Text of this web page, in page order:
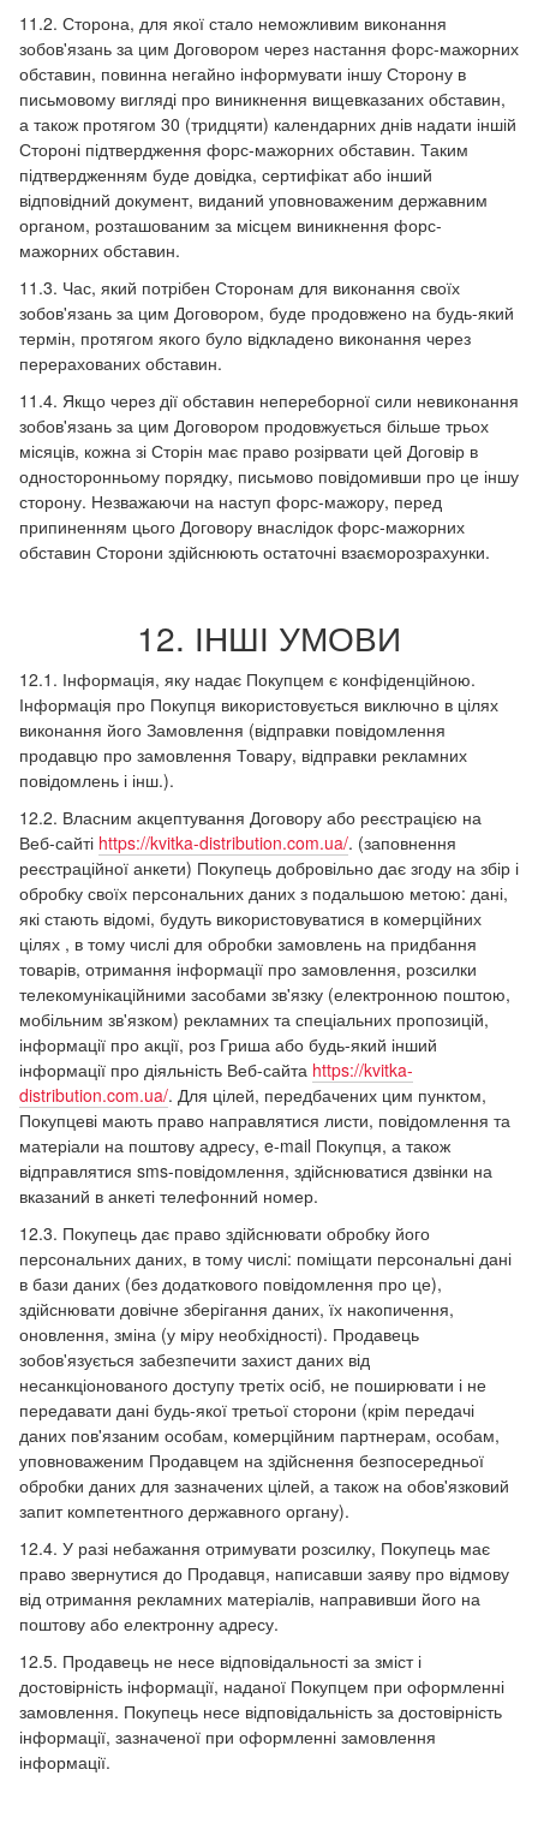
11.2. Сторона, для якої стало неможливим виконання
зобов'язань за цим Договором через настання форс-мажорних
обставин, повинна негайно інформувати іншу Сторону в
письмовому вигляді про виникнення вищевказаних обставин,
а також протягом 30 (тридцяти) календарних днів надати іншій
Стороні підтвердження форс-мажорних обставин. Таким
підтвердженням буде довідка, сертифікат або інший
відповідний документ, виданий уповноваженим державним
органом, розташованим за місцем виникнення форс-
мажорних обставин.
11.3. Час, який потрібен Сторонам для виконання своїх
зобов'язань за цим Договором, буде продовжено на будь-який
термін, протягом якого було відкладено виконання через
перерахованих обставин.
11.4. Якщо через дії обставин непереборної сили невиконання
зобов'язань за цим Договором продовжується більше трьох
місяців, кожна зі Сторін має право розірвати цей Договір в
односторонньому порядку, письмово повідомивши про це іншу
сторону. Незважаючи на наступ форс-мажору, перед
припиненням цього Договору внаслідок форс-мажорних
обставин Сторони здійснюють остаточні взаєморозрахунки.
12. ІНШІ УМОВИ
12.1. Інформація, яку надає Покупцем є конфіденційною.
Інформація про Покупця використовується виключно в цілях
виконання його Замовлення (відправки повідомлення
продавцю про замовлення Товару, відправки рекламних
повідомлень і інш.).
12.2. Власним акцептування Договору або реєстрацією на
Веб-сайті https://kvitka-distribution.com.ua/. (заповнення
реєстраційної анкети) Покупець добровільно дає згоду на збір і
обробку своїх персональних даних з подальшою метою: дані,
які стають відомі, будуть використовуватися в комерційних
цілях , в тому числі для обробки замовлень на придбання
товарів, отримання інформації про замовлення, розсилки
телекомунікаційними засобами зв'язку (електронною поштою,
мобільним зв'язком) рекламних та спеціальних пропозицій,
інформації про акції, роз Гриша або будь-який інший
інформації про діяльність Веб-сайта https://kvitka-
distribution.com.ua/. Для цілей, передбачених цим пунктом,
Покупцеві мають право направлятися листи, повідомлення та
матеріали на поштову адресу, e-mail Покупця, а також
відправлятися sms-повідомлення, здійснюватися дзвінки на
вказаний в анкеті телефонний номер.
12.3. Покупець дає право здійснювати обробку його
персональних даних, в тому числі: поміщати персональні дані
в бази даних (без додаткового повідомлення про це),
здійснювати довічне зберігання даних, їх накопичення,
оновлення, зміна (у міру необхідності). Продавець
зобов'язується забезпечити захист даних від
несанкціонованого доступу третіх осіб, не поширювати і не
передавати дані будь-якої третьої сторони (крім передачі
даних пов'язаним особам, комерційним партнерам, особам,
уповноваженим Продавцем на здійснення безпосередньої
обробки даних для зазначених цілей, а також на обов'язковий
запит компетентного державного органу).
12.4. У разі небажання отримувати розсилку, Покупець має
право звернутися до Продавця, написавши заяву про відмову
від отримання рекламних матеріалів, направивши його на
поштову або електронну адресу.
12.5. Продавець не несе відповідальності за зміст і
достовірність інформації, наданої Покупцем при оформленні
замовлення. Покупець несе відповідальність за достовірність
інформації, зазначеної при оформленні замовлення
інформації.